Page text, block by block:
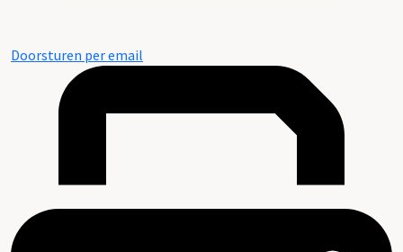
Doorsturen per email